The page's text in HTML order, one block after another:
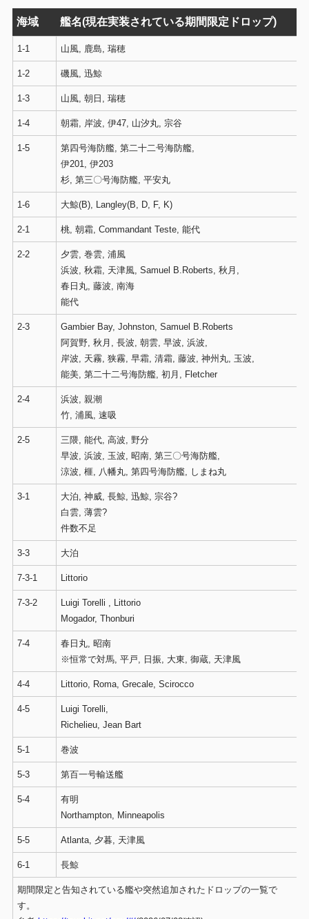
海域 艦名(現在実装されている期間限定ドロップ)
1-1 山風, 鹿島, 瑞穂
1-2 磯風, 迅鯨
1-3 山風, 朝日, 瑞穂
1-4 朝霜, 岸波, 伊47, 山汐丸, 宗谷
1-5
第四号海防艦, 第二十二号海防艦,
伊201, 伊203
杉, 第三〇号海防艦, 平安丸
1-6 大鯨(B), Langley(B, D, F, K)
2-1 桃, 朝霜, Commandant Teste, 能代
2-2
夕雲, 巻雲, 浦風
浜波, 秋霜, 天津風, Samuel B.Roberts, 秋月,
春日丸, 藤波, 南海
能代
2-3
Gambier Bay, Johnston, Samuel B.Roberts
阿賀野, 秋月, 長波, 朝雲, 早波, 浜波,
岸波, 天霧, 狭霧, 早霜, 清霜, 藤波, 神州丸, 玉波,
能美, 第二十二号海防艦, 初月, Fletcher
2-4
浜波, 親潮
竹, 浦風, 速吸
2-5
三隈, 能代, 高波, 野分
早波, 浜波, 玉波, 昭南, 第三〇号海防艦,
涼波, 榧, 八幡丸, 第四号海防艦, しまね丸
3-1
大泊, 神威, 長鯨, 迅鯨, 宗谷?
白雲, 薄雲?
件数不足
3-3 大泊
7-3-1 Littorio
7-3-2
Luigi Torelli , Littorio
Mogador, Thonburi
7-4
春日丸, 昭南
※恒常で対馬, 平戸, 日振, 大東, 御蔵, 天津風
4-4 Littorio, Roma, Grecale, Scirocco
4-5
Luigi Torelli,
Richelieu, Jean Bart
5-1 巻波
5-3 第百一号輸送艦
5-4
有明
Northampton, Minneapolis
5-5 Atlanta, 夕暮, 天津風
6-1 長鯨
期間限定と告知されている艦や突然追加されたドロップの一覧で
す。